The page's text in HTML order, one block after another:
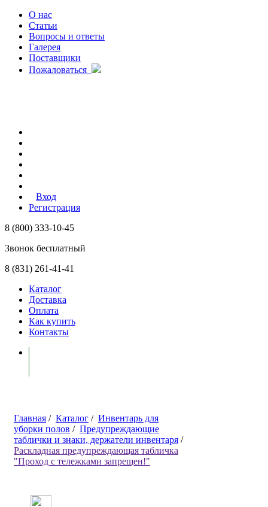
О нас
Статьи
Вопросы и ответы
Галерея
Поставщики
Пожаловаться
Вход
Регистрация
8 (800) 333-10-45
Звонок бесплатный
8 (831) 261-41-41
Каталог
Доставка
Оплата
Как купить
Контакты
Главная / Каталог / Инвентарь для
уборки полов / Предупреждающие
таблички и знаки, держатели инвентаря /
Раскладная предупреждающая табличка
"Проход с тележками запрещен!"